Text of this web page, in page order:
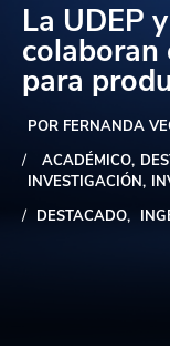
La UDEP
colaboran
para
POR FERNANDA
ACADÉMICO
INVESTIGACIÓN
DESTACADO